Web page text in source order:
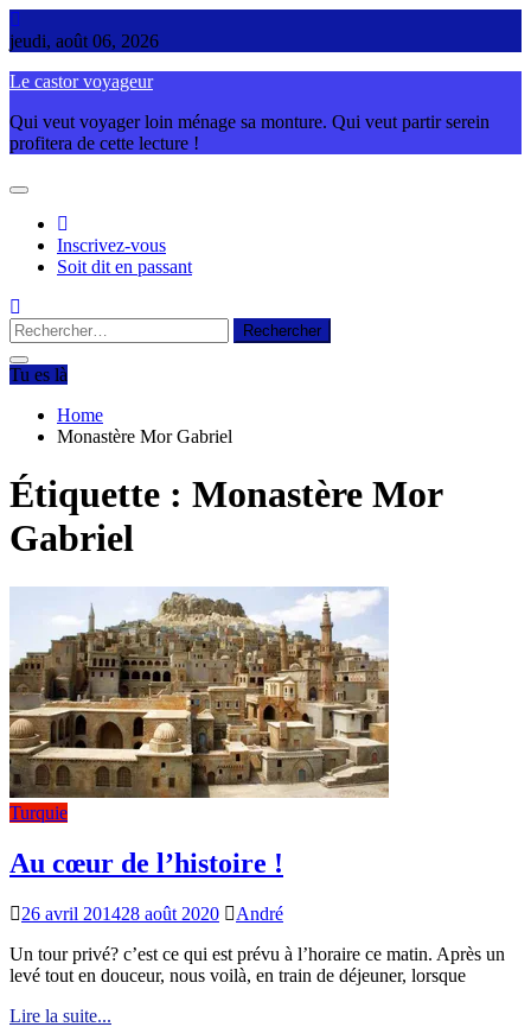
Skip
to
jeudi, août 06, 2026
Le castor voyageur
Qui veut voyager loin ménage sa monture. Qui veut partir serein
profitera de cette lecture !
Inscrivez-vous
Soit dit en passant
Rechercher :
Tu es là
Home
Monastère Mor Gabriel
Étiquette : Monastère Mor
Gabriel
Turquie
Au cœur de l’histoire !
26 avril 201428 août 2020
André
Un tour privé? c’est ce qui est prévu à l’horaire ce matin. Après un
levé tout en douceur, nous voilà, en train de déjeuner, lorsque
Lire la suite...